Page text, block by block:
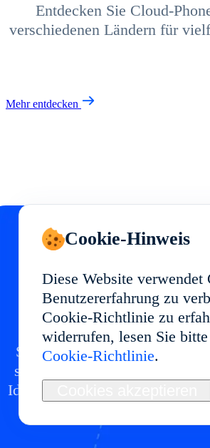
Entdecken Sie Cloud-
verschiedenen Ländern für
Mehr entdecken
Starten Sie
Phone
Setzen Sie eine Cloud-Phone-
stabiler Performance und
Ideal für Multi-Account-
Cookie-Hinweis
Diese Website verwendet
Benutzererfahrung zu
Cookie-Richtlinie zu
widerrufen, lesen Sie bitte
Cookie-Richtlinie.